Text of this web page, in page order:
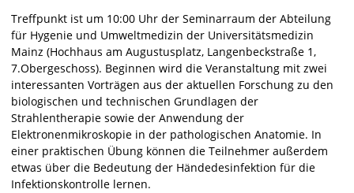
Treffpunkt ist um 10:00 Uhr der Seminarraum der Abteilung
für Hygenie und Umweltmedizin der Universitätsmedizin
Mainz (Hochhaus am Augustusplatz, Langenbeckstraße 1,
7.Obergeschoss). Beginnen wird die Veranstaltung mit zwei
interessanten Vorträgen aus der aktuellen Forschung zu den
biologischen und technischen Grundlagen der
Strahlentherapie sowie der Anwendung der
Elektronenmikroskopie in der pathologischen Anatomie. In
einer praktischen Übung können die Teilnehmer außerdem
etwas über die Bedeutung der Händedesinfektion für die
Infektionskontrolle lernen.